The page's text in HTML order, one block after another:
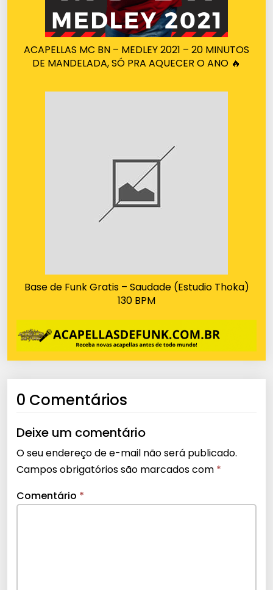
ACAPELLAS MC BN – MEDLEY 2021 – 20 MINUTOS
DE MANDELADA, SÓ PRA AQUECER O ANO 🔥
Base de Funk Gratis – Saudade (Estudio Thoka)
130 BPM
0 Comentários
Deixe um comentário
O seu endereço de e-mail não será publicado.
Campos obrigatórios são marcados com *
Comentário *